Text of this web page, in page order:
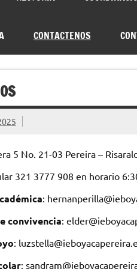
CONTACTENOS
5 No. 21-03 Pereira –
321 3777 908 en horario
:
convivencia:
:
: